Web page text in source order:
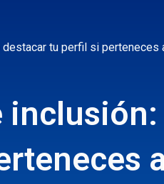
tu perfil si perteneces